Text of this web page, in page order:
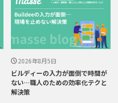
2026年8月5日
ビルディーの入力が面倒で時間が
ない…職人のための効率化テクと
解決策